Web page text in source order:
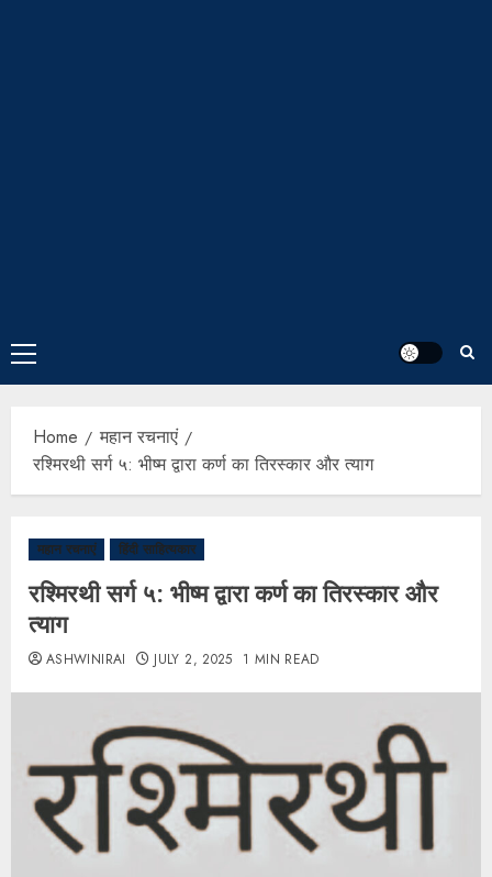
Home
महान रचनाएं
रश्मिरथी सर्ग ५: भीष्म द्वारा कर्ण का तिरस्कार और त्याग
महान रचनाएं हिंदी साहित्यकार
रश्मिरथी सर्ग ५: भीष्म द्वारा कर्ण का तिरस्कार और
त्याग
ASHWINIRAI JULY 2, 2025 1 MIN READ